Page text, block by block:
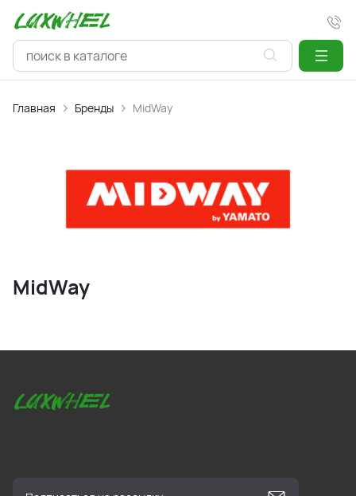
Главная Бренды MidWay
MidWay